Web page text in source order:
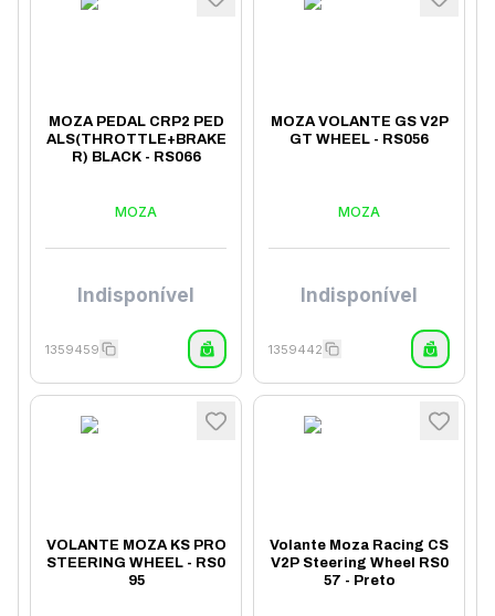
MOZA PEDAL CRP2 PED
ALS(THROTTLE+BRAKE
R) BLACK - RS066
MOZA
Indisponível
1359459
MOZA VOLANTE GS V2P
GT WHEEL - RS056
MOZA
Indisponível
1359442
VOLANTE MOZA KS PRO
STEERING WHEEL - RS0
95
Volante Moza Racing CS
V2P Steering Wheel RS0
57 - Preto